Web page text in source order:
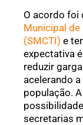
O acordo foi
Municipal de
(SMCTI) e
expectativa
reduzir
acelerando
população.
secretarias